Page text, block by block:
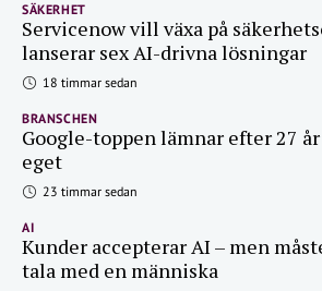
SÄKERHET
Servicenow vill växa på
lanserar sex AI-drivna lösningar
18 timmar sedan
BRANSCHEN
Google-toppen lämnar efter 27
eget
23 timmar sedan
AI
Kunder accepterar AI – men
tala med en människa